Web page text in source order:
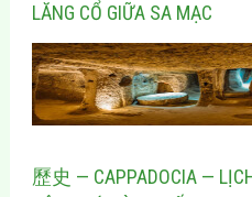
LĂNG CỔ GIỮA SA MẠC
歷史 — CAPPADOCIA —